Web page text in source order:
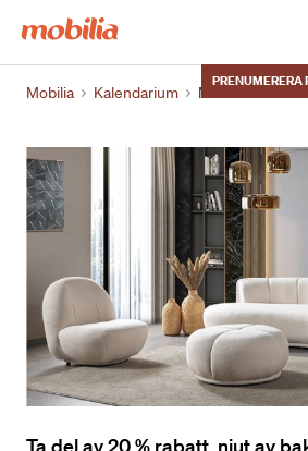
PRENUMERERA
Mobilia Kalendarium Möbeloutleten
Ta del av 20 % rabatt, njut av